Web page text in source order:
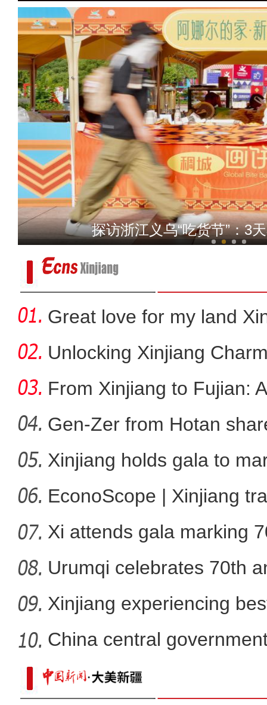
我从新疆来丨“赛米米”用
新疆兄妹在义乌：三天
新疆：手风琴声里
探访浙江义乌“吃货节”：3
Great love for my land
Unlocking Xinjiang
From Xinjiang to Fujian:
Gen-Zer from Hotan
Xinjiang holds gala to
ann
EconoScope | Xinjiang
Xi attends gala marking
anniver
Urumqi celebrates 70th
Xinjiang experiencing
developm
China central
than